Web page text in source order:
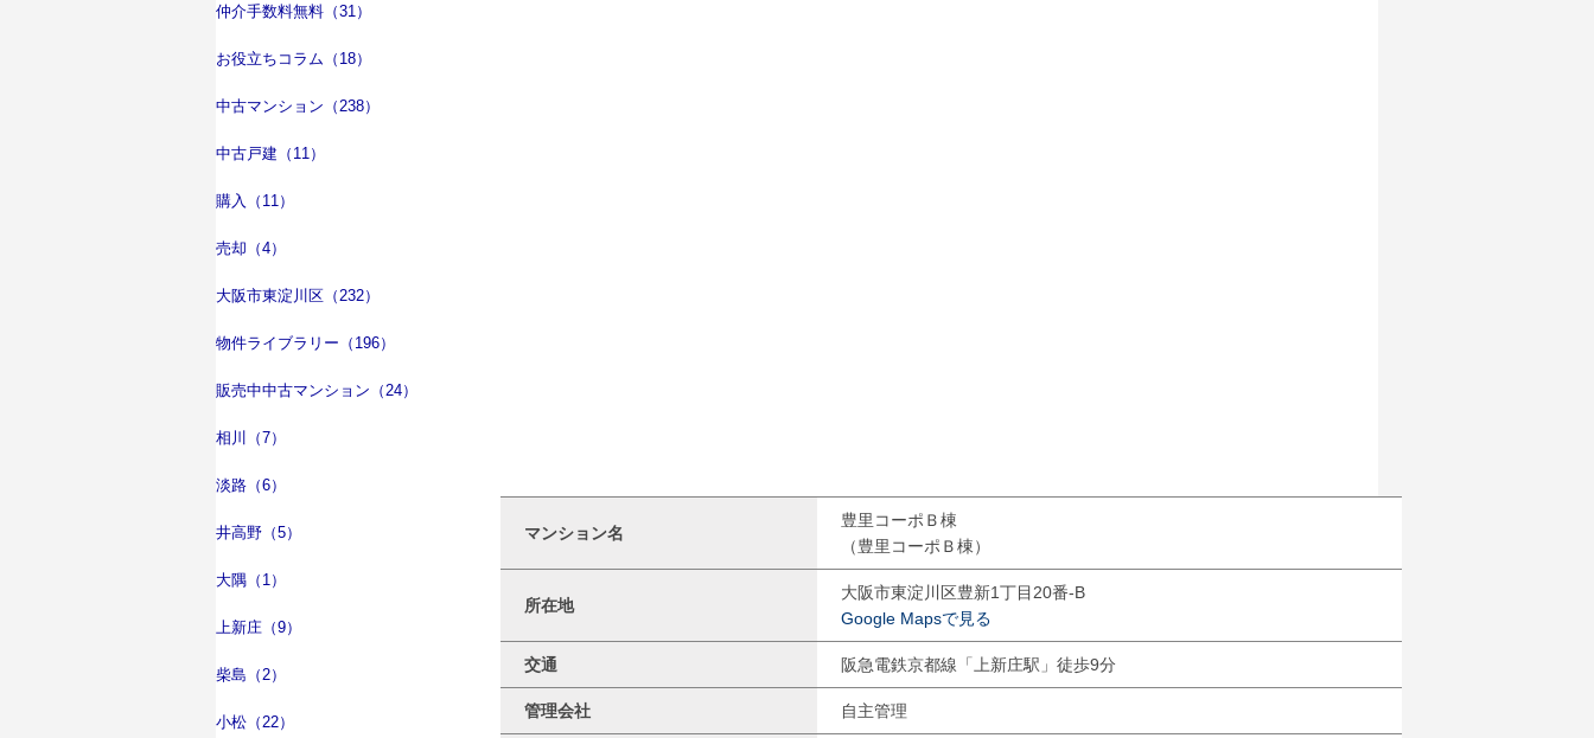
仲介手数料無料（31）
お役立ちコラム（18）
中古マンション（238）
中古戸建（11）
購入（11）
売却（4）
大阪市東淀川区（232）
物件ライブラリー（196）
販売中中古マンション（24）
相川（7）
淡路（6）
井高野（5）
大隅（1）
上新庄（9）
柴島（2）
小松（22）
マンション名
豊里コーポＢ棟
（豊里コーポＢ棟）
所在地
大阪市東淀川区豊新1丁目20番-B
Google Mapsで見る
交通 阪急電鉄京都線「上新庄駅」徒歩9分
管理会社 自主管理